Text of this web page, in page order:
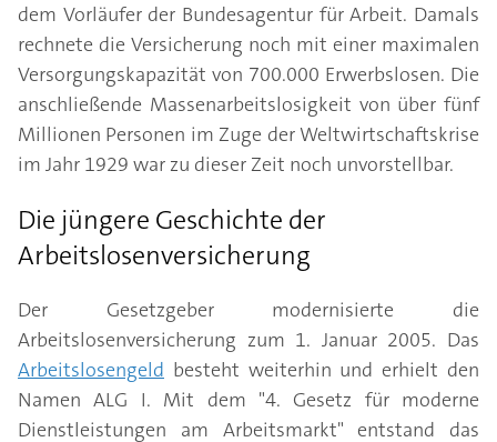
dem Vorläufer der Bundesagentur für Arbeit. Damals
rechnete die Versicherung noch mit einer maximalen
Versorgungskapazität von 700.000 Erwerbslosen. Die
anschließende Massenarbeitslosigkeit von über fünf
Millionen Personen im Zuge der Weltwirtschaftskrise
im Jahr 1929 war zu dieser Zeit noch unvorstellbar.
Die jüngere Geschichte der
Arbeitslosenversicherung
Der Gesetzgeber modernisierte die
Arbeitslosenversicherung zum 1. Januar 2005. Das
Arbeitslosengeld besteht weiterhin und erhielt den
Namen ALG I. Mit dem "4. Gesetz für moderne
Dienstleistungen am Arbeitsmarkt" entstand das